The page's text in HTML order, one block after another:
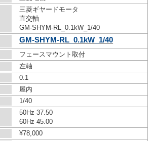
三菱ギヤードモータ
直交軸
GM-SHYM-RL_0.1kW_1/40
GM-SHYM-RL_0.1kW_1/40
フェースマウント取付
左軸
0.1
屋内
1/40
50Hz 37.50
60Hz 45.00
¥78,000